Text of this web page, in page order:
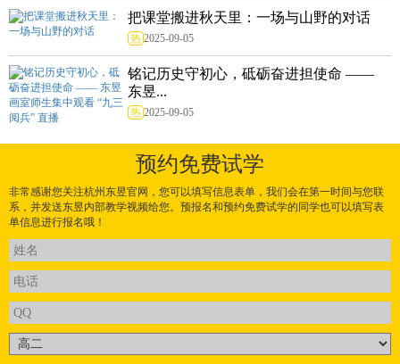
把课堂搬进秋天里：一场与山野的对话
热 2025-09-05
铭记历史守初心，砥砺奋进担使命 ——
东昱...
热 2025-09-05
预约免费试学
非常感谢您关注杭州东昱官网，您可以填写信息表单，我们会在第一时间与您联
系，并发送东昱内部教学视频给您。预报名和预约免费试学的同学也可以填写表
单信息进行报名哦！